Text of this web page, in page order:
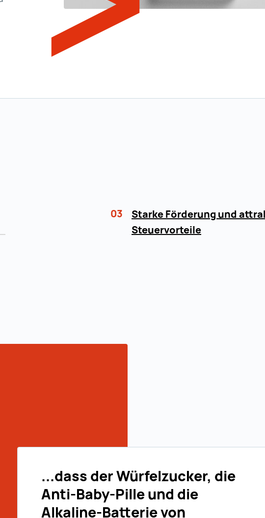
03
Starke Förderung und
Steuervorteile
...dass der Würfelzucker, die
Anti-Baby-Pille und die
Alkaline-Batterie von